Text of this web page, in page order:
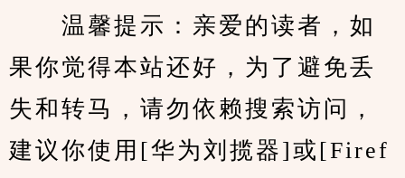
温馨提示：亲爱的读者，如
果你觉得本站还好，为了避免丢
失和转马，请勿依赖搜索访问，
建议你使用[华为刘揽器]或[Firef